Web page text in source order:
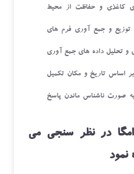
کاغذی و حفاظت از محیط
توزیع و جمع آوری فرم های
تحلیل داده های جمع آوری
اساس تاریخ و مکان تکمیل
صورت ناشناس ماندن پاسخ
امگا در نظر سنجی می
نمود